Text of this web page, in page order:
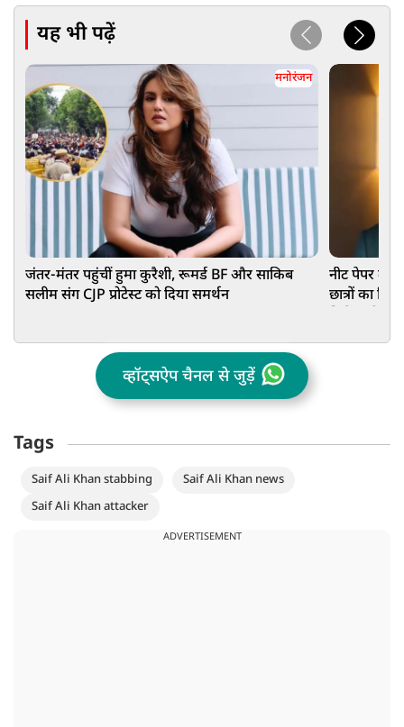
यह भी पढ़ें
मनोरंजन
जंतर-मंतर पहुंचीं हुमा कुरैशी, रूमर्ड BF और साकिब
सलीम संग CJP प्रोटेस्ट को दिया समर्थन
नीट पेपर
छात्रों का
व्हॉट्सऐप चैनल से जुड़ें
Tags
Saif Ali Khan stabbing
Saif Ali Khan news
Saif Ali Khan attacker
ADVERTISEMENT